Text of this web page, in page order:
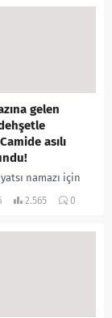
gelen
asılı
namazı için
bir vatandaş,
2.565 0